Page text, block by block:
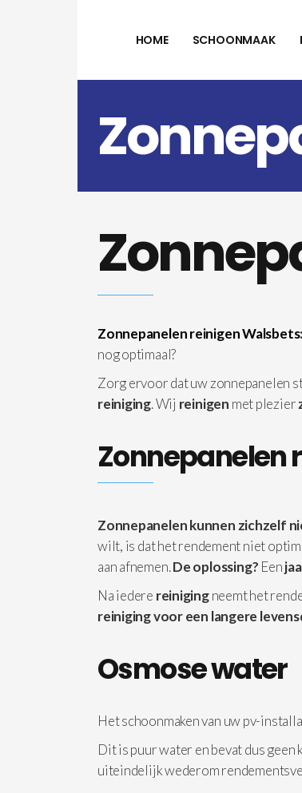
HOME SCHOONMAAK
Zonnepanelen reinigen Walsbets:
nog optimaal?
Zorg ervoor dat uw zonnepanelen
reiniging. Wij reinigen met plezier
Zonnepanelen
Zonnepanelen kunnen zichzelf
wilt, is dat het rendement niet
aan afnemen.De oplossing? Een
Na iedere reinigingneemt het
reiniging voor een langere
Osmose water
Het schoonmaken van uw pv-
Dit is puur water en bevat dus
uiteindelijk wederom